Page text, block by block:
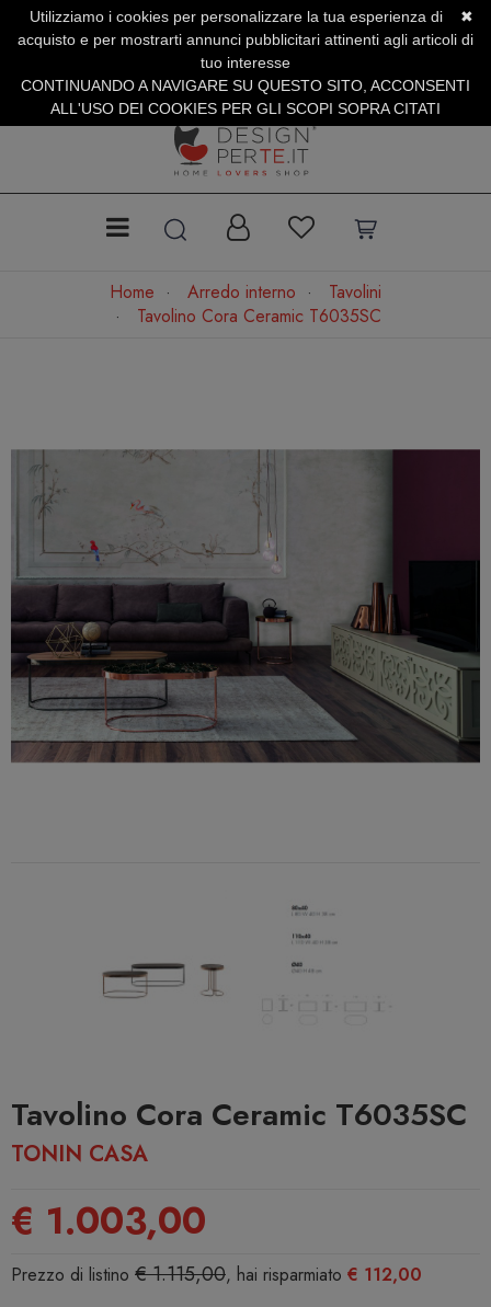
SERVIZIO CLIENTI +39.0773.470.562
SUMMER SALES | Fino al 40% di Sconto
Home Arredo interno
Tavolini
Tavolino Cora Ceramic T6035SC
Tavolino Cora Ceramic T6035SC
TONIN CASA
€ 1.003,00
Prezzo di listino € 1.115,00, hai risparmiato € 112,00
✖
Utilizziamo i cookies per personalizzare la tua esperienza di
acquisto e per mostrarti annunci pubblicitari attinenti agli articoli di
tuo interesse
CONTINUANDO A NAVIGARE SU QUESTO SITO, ACCONSENTI
ALL'USO DEI COOKIES PER GLI SCOPI SOPRA CITATI